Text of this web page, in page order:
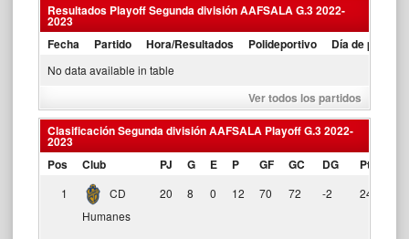
Resultados Playoff Segunda división AAFSALA G.3 2022-
2023
Fecha
Partido Hora/Resultados Polideportivo Día de partido
No data available in table
Ver todos los partidos
Clasificación Segunda división AAFSALA Playoff G.3 2022-
2023
Pos
Club PJ G E P GF GC DG Pts
1
CD
Humanes
20 8 0 12 70 72 -2 24